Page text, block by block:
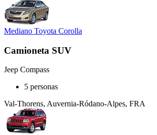
Mediano Toyota Corolla
Camioneta SUV
Jeep Compass
5 personas
Val-Thorens, Auvernia-Ródano-Alpes, FRA